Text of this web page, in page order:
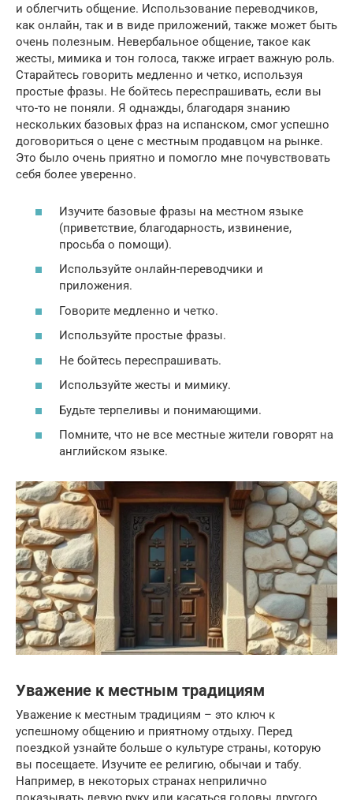
и облегчить общение. Использование переводчиков,
как онлайн, так и в виде приложений, также может быть
очень полезным. Невербальное общение, такое как
жесты, мимика и тон голоса, также играет важную роль.
Старайтесь говорить медленно и четко, используя
простые фразы. Не бойтесь переспрашивать, если вы
что-то не поняли. Я однажды, благодаря знанию
нескольких базовых фраз на испанском, смог успешно
договориться о цене с местным продавцом на рынке.
Это было очень приятно и помогло мне почувствовать
себя более уверенно.
Изучите базовые фразы на местном языке
(приветствие, благодарность, извинение,
просьба о помощи).
Используйте онлайн-переводчики и
приложения.
Говорите медленно и четко.
Используйте простые фразы.
Не бойтесь переспрашивать.
Используйте жесты и мимику.
Будьте терпеливы и понимающими.
Помните, что не все местные жители говорят на
английском языке.
Уважение к местным традициям
Уважение к местным традициям – это ключ к
успешному общению и приятному отдыху. Перед
поездкой узнайте больше о культуре страны, которую
вы посещаете. Изучите ее религию, обычаи и табу.
Например, в некоторых странах неприлично